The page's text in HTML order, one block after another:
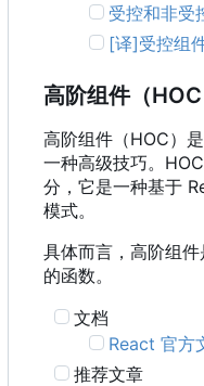
受控和非受
[译]受控组
高阶组件（HOC
高阶组件 （HOC）
一种高级技巧。
分，它是一种基于
模式。
具体而言，高阶组
的函数。
文档
React 官方
推荐文章